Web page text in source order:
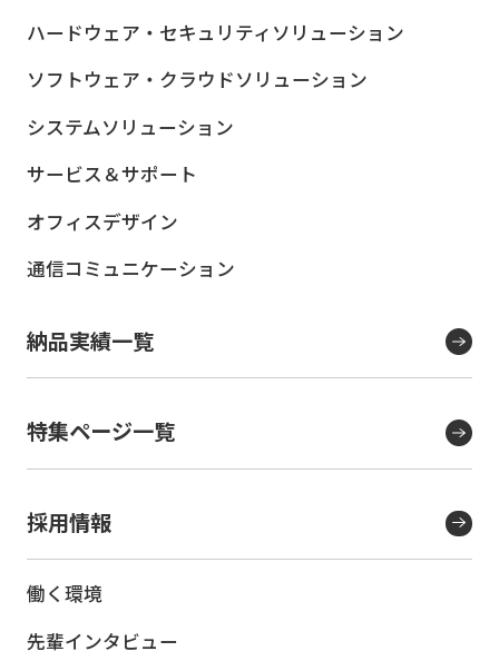
ハードウェア・セキュリティ ソリューション
ソフトウェア・クラウドソリューション
システムソリューション
サービス＆サポート
オフィスデザイン
通信コミュニケーション
納品実績一覧
特集ページ一覧
採用情報
働く環境
先輩インタビュー